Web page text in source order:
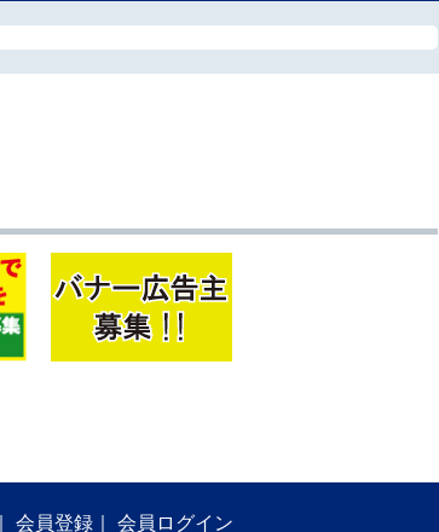
会員登録 会員ログイン